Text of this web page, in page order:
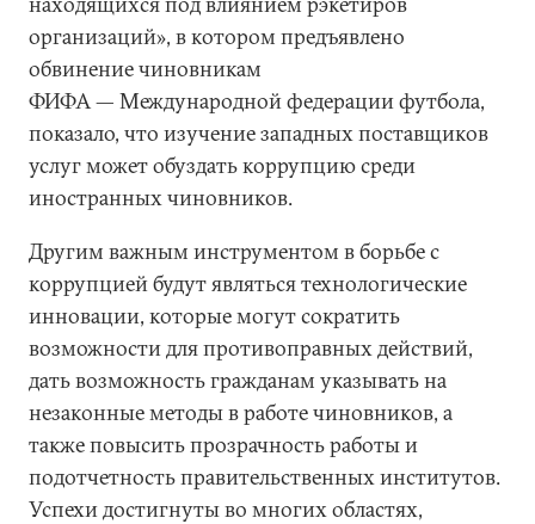
организаций», в котором предъявлено
обвинение чиновникам
ФИФА — Международной федерации футбола,
показало, что изучение западных поставщиков
услуг может обуздать коррупцию среди
иностранных чиновников.
Другим важным инструментом в борьбе с
коррупцией будут являться технологические
инновации, которые могут сократить
возможности для противоправных действий,
дать возможность гражданам указывать на
незаконные методы в работе чиновников, а
также повысить прозрачность работы и
подотчетность правительственных институтов.
Успехи достигнуты во многих областях,